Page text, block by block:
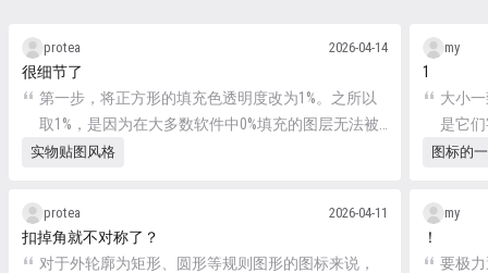
protea 2026-04-14
很细节了
第一步，将正方形的填充色透明度改为1%。之所以
取1%，是因为在大多数软件中0%填充的图层无法被
选中，为了方便对齐之类的操作习惯于给1%的填
实物贴图风格
protea 2026-04-11
扣掉角就不对称了？
对于外轮廓为矩形、圆形等规则图形的图标来说，
my
1
大小
是它
图标的
my
！
要极